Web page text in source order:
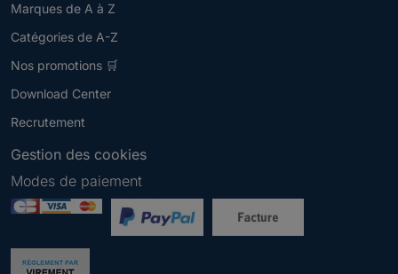
Marques de A à Z
Catégories de A-Z
Nos promotions 🛒
Download Center
Recrutement
Gestion des cookies
Newsletter
e
Modes de paiement